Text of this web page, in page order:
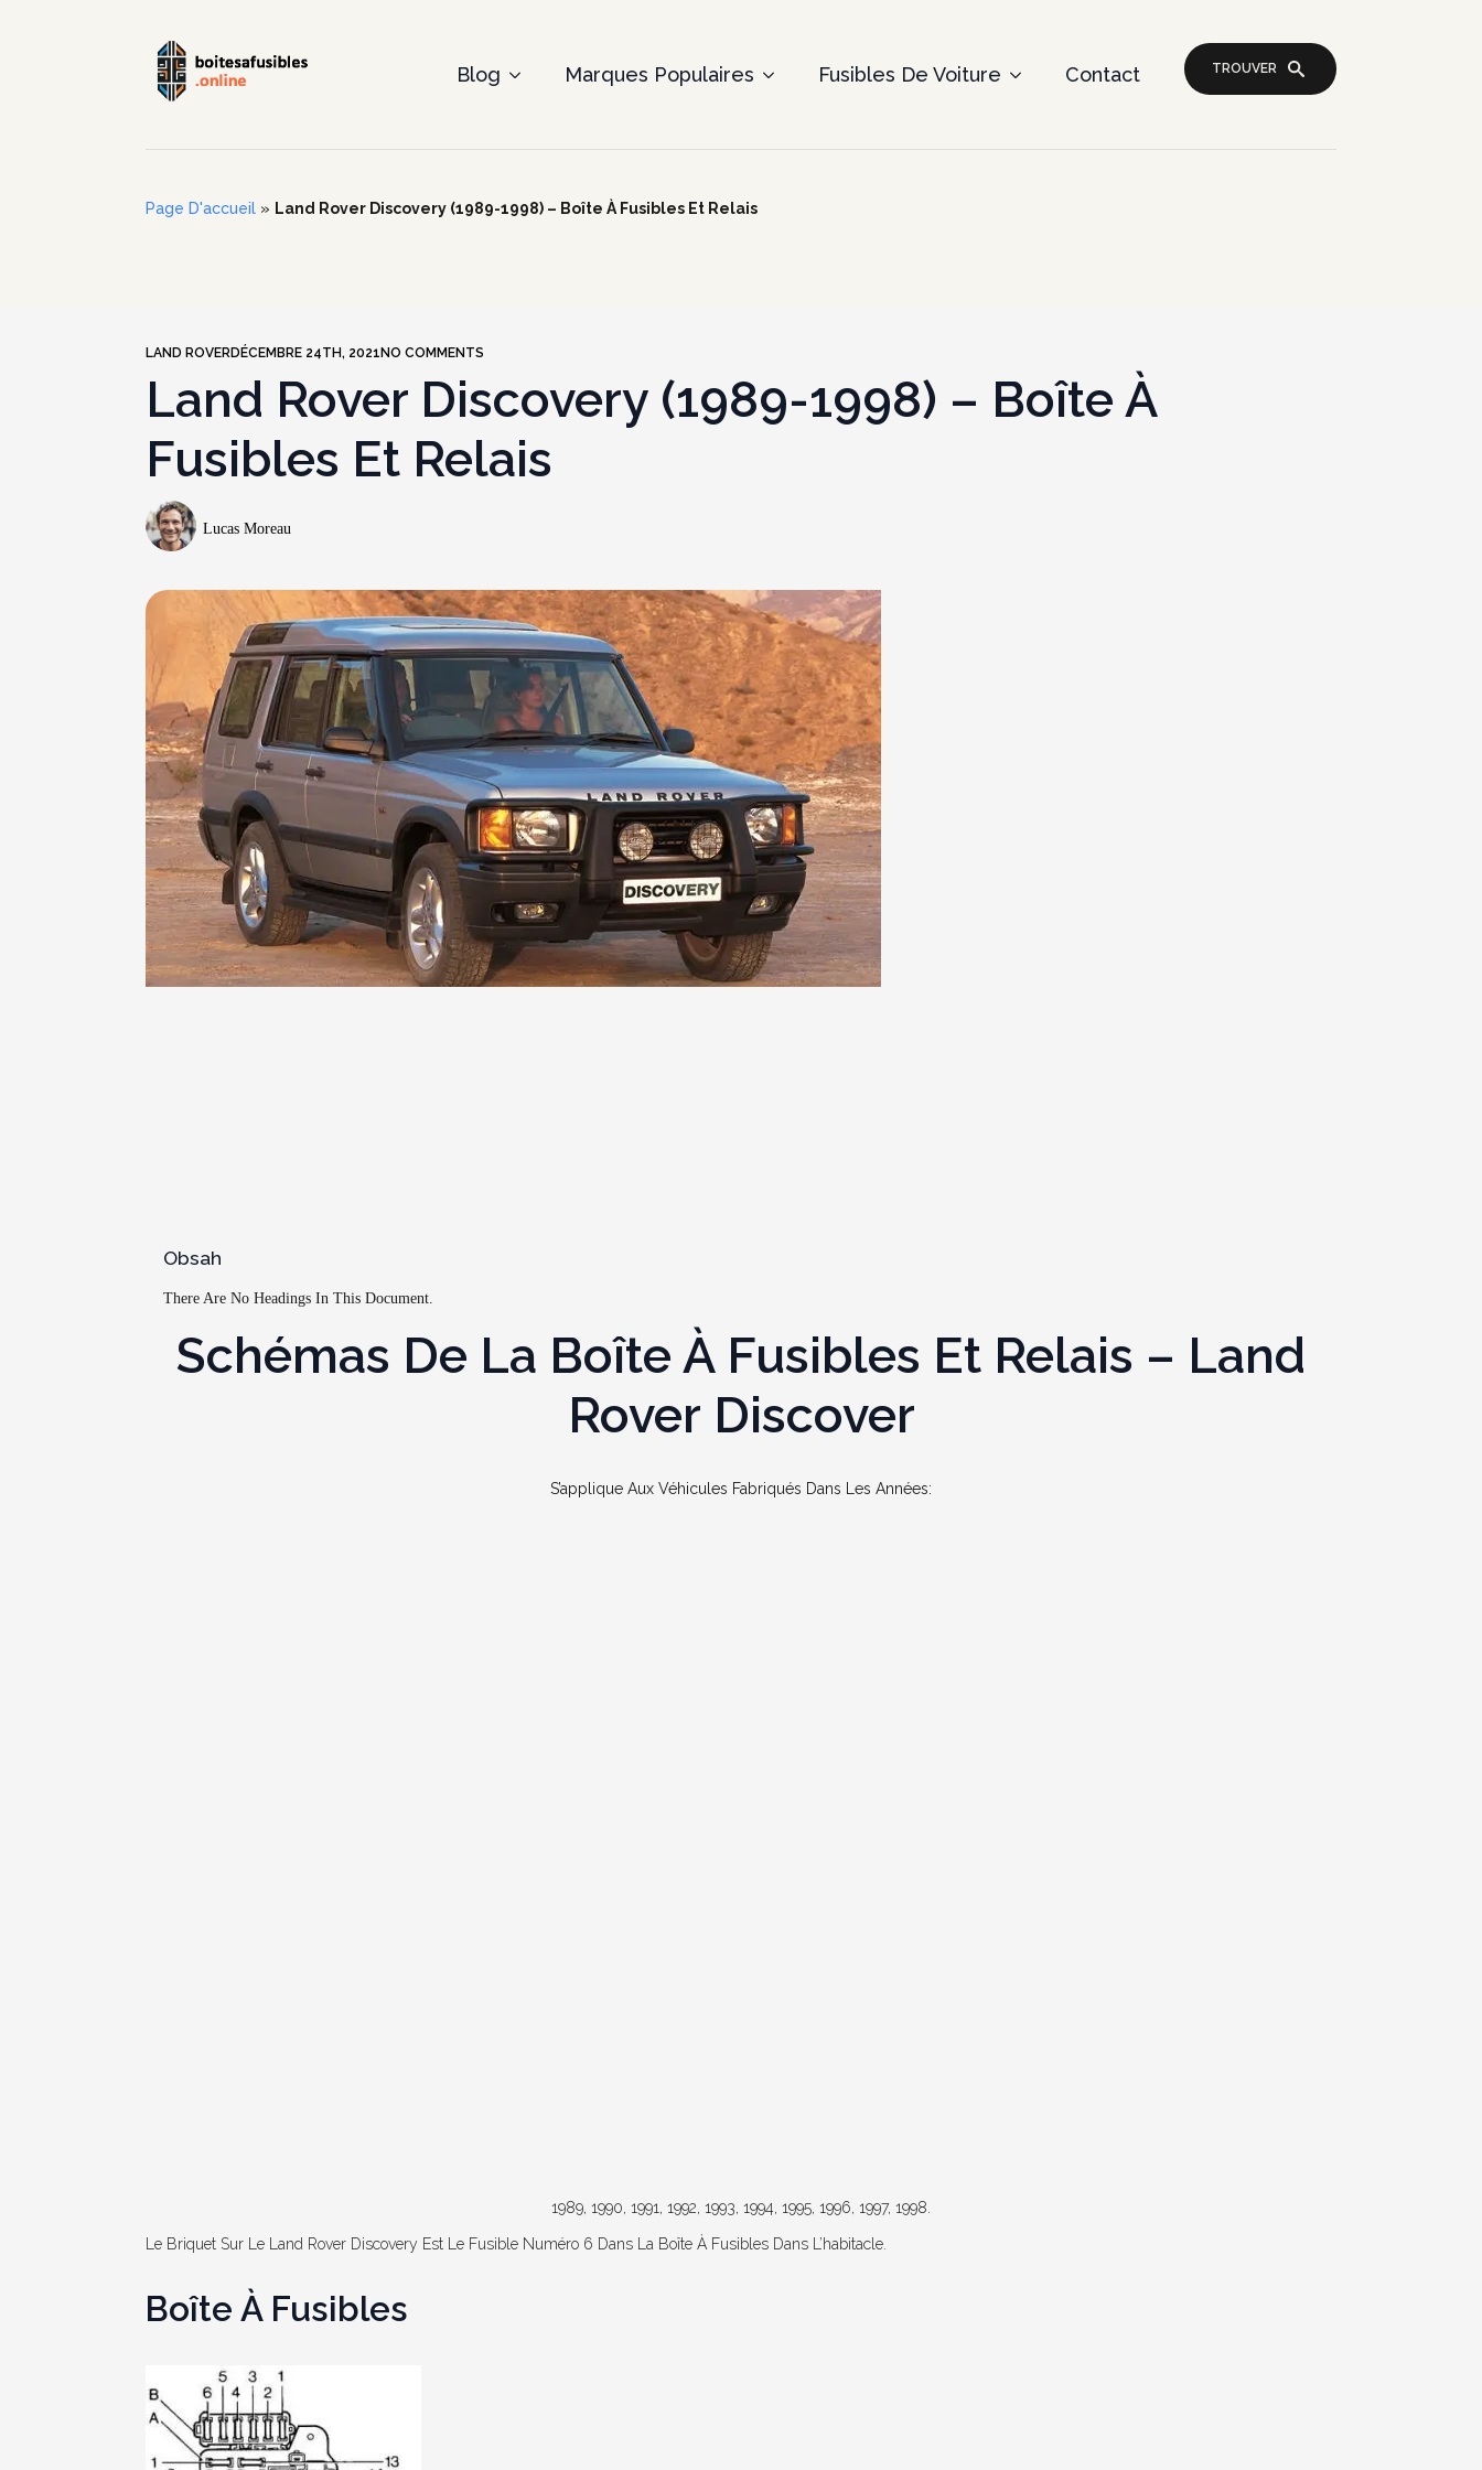
Blog Marques Populaires Fusibles De Voiture Contact TROUVER
Page D'accueil » Land Rover Discovery (1989-1998) – Boîte À Fusibles Et Relais
LAND ROVERDÉCEMBRE 24TH, 2021 NO COMMENTS
Land Rover Discovery (1989-1998) – Boîte À
Fusibles Et Relais
Lucas Moreau
Obsah
There Are No Headings In This Document.
Schémas De La Boîte À Fusibles Et Relais – Land
Rover Discover
S’applique Aux Véhicules Fabriqués Dans Les Années:
1989, 1990, 1991, 1992, 1993, 1994, 1995, 1996, 1997, 1998.
Le Briquet Sur Le Land Rover Discovery Est Le Fusible Numéro 6 Dans La Boîte À Fusibles Dans L’habitacle.
Boîte À Fusibles